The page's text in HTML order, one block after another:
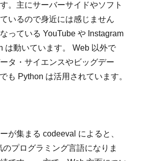
。主にサーバーサイドやソフト
いるので身近には感じません
っている YouTube や Instagram
は動いています。 Web 以外で
タ・サイエンスやビッグデー
も Python は活用されています。
が集まる codeeval によると、
のプログラミング言語になりま